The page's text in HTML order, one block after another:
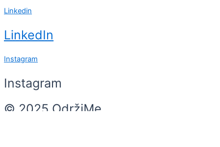
Linkedin
LinkedIn
Instagram
Instagram
© 2025 OdržiMe